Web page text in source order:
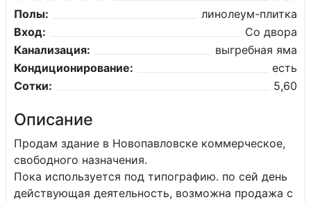
Полы:
линолеум-плитка
Вход:
Со двора
Канализация:
выгребная яма
Кондиционирование:
есть
Сотки:
5,60
Описание
Продам здание в Новопавловске коммерческое,
свободного назначения.
Пока используется под типографию. по сей день
действующая деятельность, возможна продажа с